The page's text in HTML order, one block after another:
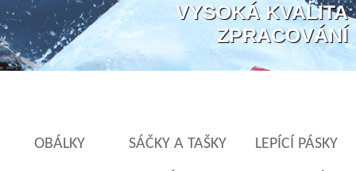
VYSOKÁ KVALITA
ZPRACOVÁNÍ
OBÁLKY SÁČKY A TAŠKY LEPÍCÍ PÁSKY